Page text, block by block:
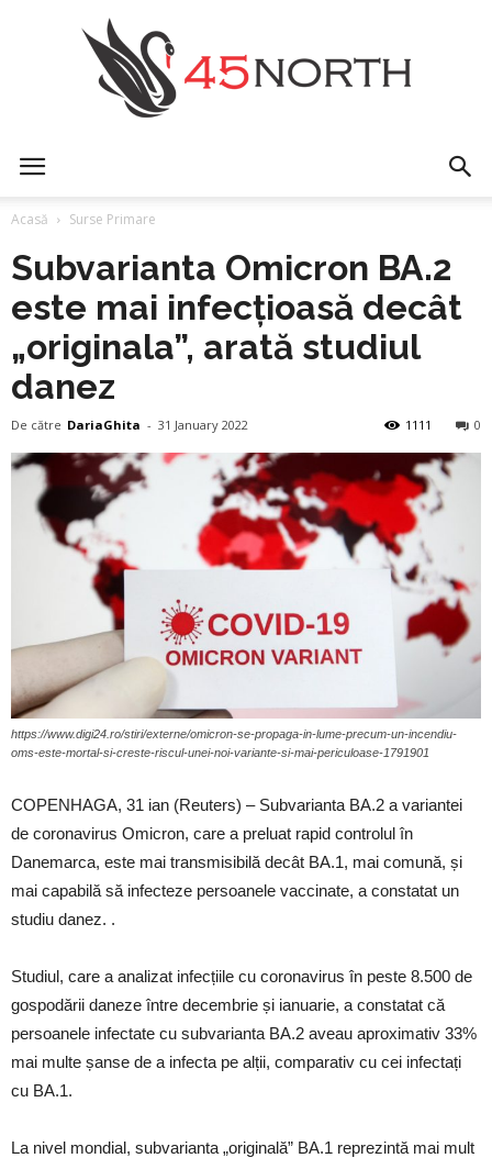
Acasă Surse Primare
Subvarianta Omicron BA.2
este mai infecțioasă decât
„originala”, arată studiul
danez
De către DariaGhita - 31 January 2022 0
1111
https://www.digi24.ro/stiri/externe/omicron-se-propaga-in-lume-precum-un-incendiu-
oms-este-mortal-si-creste-riscul-unei-noi-variante-si-mai-periculoase-1791901
COPENHAGA, 31 ian (Reuters) – Subvarianta BA.2 a variantei
de coronavirus Omicron, care a preluat rapid controlul în
Danemarca, este mai transmisibilă decât BA.1, mai comună, și
mai capabilă să infecteze persoanele vaccinate, a constatat un
studiu danez. .
Studiul, care a analizat infecțiile cu coronavirus în peste 8.500 de
gospodării daneze între decembrie și ianuarie, a constatat că
persoanele infectate cu subvarianta BA.2 aveau aproximativ 33%
mai multe șanse de a infecta pe alții, comparativ cu cei infectați
cu BA.1.
La nivel mondial, subvarianta „originală” BA.1 reprezintă mai mult